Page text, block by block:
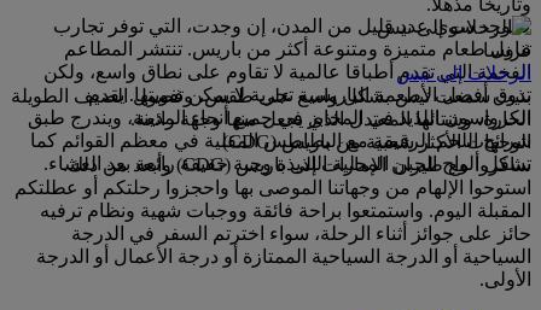
لا يوجد سوى عدد قليل من المدن، إن وجدت، التي توفر تجارب
تناول طعام متميزة ومتنوعة أكثر من باريس. تنتشر المطاعم
الفخمة التي تقدم أطباقا عالمية لا تقاوم على نطاق واسع، ولكن
تذوق أفضل الأطعمة الباريسية تجربة لا يمكن تفويتها. يقدم
الكرواسون اللذيذ في المخابز في جميع أنحاء المدينة، ويندرج طبق
شرائح اللحم الرقيقة مع البطاطس المقلية في معظم القوائم كما
تشكل ألواح الجبن المحلية اللذيذة وجبة خفيفة رائعة بعد العشاء.
وتاريخاً مذهلاً.
فرنسا
الرحلات إلى نيس
بنيت سمعت نيس بشكل واسع على طقس، وفصول الصيف الطويلة
الحارة، وشتائها المعتدل الذي يجعل منها وجهة رائعة.
الوجهات الأكثر شعبية من باريس (CDG)
سافروا مع طيران الإمارات إلى باريس (CDG) وأبعد من ذلك.
استوحوا الإلهام من وجهاتنا الموصى بها واحجزوا رحلتكم أو عطلتكم
المقبلة اليوم. واستمتعوا براحة فائقة ووجبات شهية ونظام ترفيه
حائز على جوائز أثناء الرحلة، سواء اخترتم السفر في الدرجة
السياحية أو الدرجة السياحية الممتازة أو درجة الأعمال أو الدرجة
الأولى.